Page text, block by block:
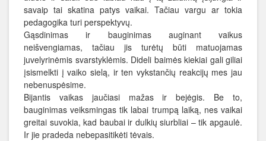
savaip tai skatina patys vaikai. Tačiau vargu ar tokia
pedagogika turi perspektyvų.
Gąsdinimas ir bauginimas auginant vaikus
neišvengiamas, tačiau jis turėtų būti matuojamas
juvelyrinėmis svarstyklėmis. Dideli baimės kiekiai gali giliai
įsismelkti į vaiko sielą, ir ten vykstančių reakcijų mes jau
nebenuspėsime.
Bijantis vaikas jaučiasi mažas ir bejėgis. Be to,
bauginimas veiksmingas tik labai trumpą laiką, nes vaikai
greitai suvokia, kad baubai ir dulkių siurbliai – tik apgaulė.
Ir jie pradeda nebepasitikėti tėvais.